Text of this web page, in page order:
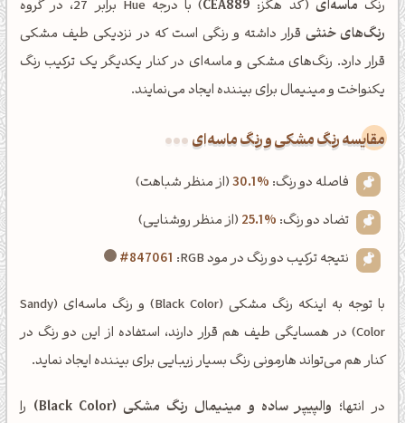
رنگ ماسه‌ای (کد هگز: CEA889) با درجه Hue برابر 27، در گروه
رنگ‌های خنثی قرار داشته و رنگی است که در نزدیکی طیف مشکی
قرار دارد. رنگ‌های مشکی و ماسه‌ای در کنار یکدیگر یک ترکیب رنگ
یکنواخت و مینیمال برای بیننده ایجاد می‌نمایند.
‌مقایسه رنگ مشکی و رنگ ماسه‌ای
فاصله دو رنگ: 30.1%(از منظر شباهت)
تضاد دو رنگ: 25.1% (از منظر روشنایی)
نتیجه ترکیب دو رنگ در مود RGB:
#847061
با توجه به اینکه رنگ مشکی (Black Color) و رنگ ماسه‌ای (Sandy
Color) در همسایگی طیف هم قرار دارند، استفاده از این دو رنگ در
کنار هم می‌تواند هارمونی رنگ بسیار زیبایی برای بیننده ایجاد نماید.
در انتها؛ والپیپر ساده و مینیمال رنگ مشکی (Black Color)
را